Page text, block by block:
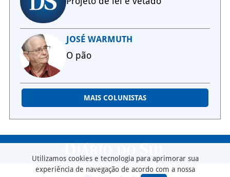
JOSÉ WARMUTH
O pão
MAIS COLUNISTAS
Utilizamos cookies e tecnologia para aprimorar sua
experiência de navegação de acordo com a nossa